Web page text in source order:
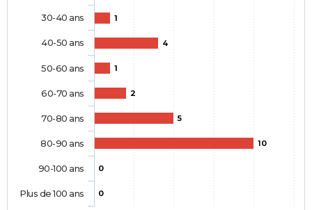
1
4
1
2
5
10
0
0
30-40 ans
40-50 ans
50-60 ans
60-70 ans
70-80 ans
80-90 ans
90-100 ans
Plus de 100 ans